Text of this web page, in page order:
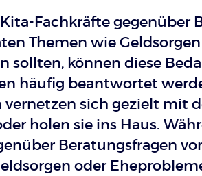
Fachkräfte gegenüber
Themen wie
sollten, können diese
häufig beantwortet
sich gezielt mit
holen sie ins Haus.
Beratungsfragen
oder